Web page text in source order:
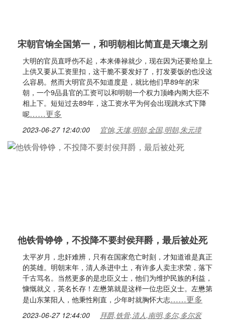
宋朝官饷全国第一，和明朝相比简直是天壤之别
大明的官员直呼伤不起，本来俸禄就少，现在因为还要给皇上
上供又要从工资里扣，这干脆不要发好了，打发要饭的也没这
么容易。然而大明官员不知道度是，就比他们早89年的宋
朝，一个9品县官的工资可以和明朝一个权力顶峰内阁大臣不
相上下。短短过去89年，这工资水平为何会出现跳水式下降
呢……更多
2023-06-27 12:40:00 官饷,天壤,明朝,全国,明朝,朱元璋
他铁骨铮铮，不投降不要封侯拜爵，最后被处死
太平岁月，忠奸难辨，只有在国家危亡时刻，才知道谁是真正
的英雄。明朝末年，清人杀进中土，有许多人卖主求荣，落下
千古骂名。当然更多的是忠臣义士，他们为维护民族的利益，
慷慨就义，英名长存！左懋第就是这样一位忠臣义士。左懋第
是山东莱阳人，他秉性刚直，少年时就胸怀大志……更多
2023-06-27 12:44:00 拜爵,铁骨,清人,南明,多尔,多尔衮